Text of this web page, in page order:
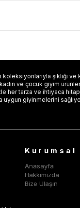
şıklığı
ve çocuk giyim
her tarza ve ihtiyaca
uygun giyinmelerini
Kurumsal
Anasayfa
Hakkımızda
Bize Ulaşın